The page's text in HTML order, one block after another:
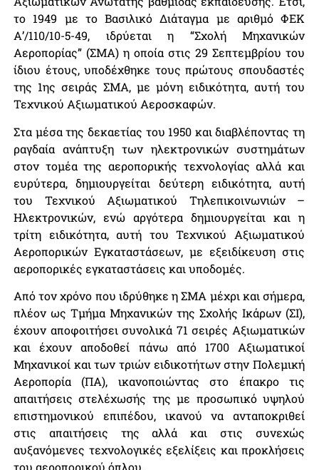
το 1949 με το Βασιλικό Διάταγμα με αριθμό ΦΕΚ
Α’/110/10-5-49, ιδρύεται η “Σχολή Μηχανικών
Αεροπορίας” (ΣΜΑ) η οποία στις 29 Σεπτεμβρίου του
ίδιου έτους, υποδέχθηκε τους πρώτους σπουδαστές
της 1ης σειράς ΣΜΑ, με μόνη ειδικότητα, αυτή του
Τεχνικού Αξιωματικού Αεροσκαφών.
Στα μέσα της δεκαετίας του 1950 και διαβλέποντας τη
ραγδαία ανάπτυξη των ηλεκτρονικών συστημάτων
στον τομέα της αεροπορικής τεχνολογίας αλλά και
ευρύτερα, δημιουργείται δεύτερη ειδικότητα, αυτή
του Τεχνικού Αξιωματικού Τηλεπικοινωνιών –
Ηλεκτρονικών, ενώ αργότερα δημιουργείται και η
τρίτη ειδικότητα, αυτή του Τεχνικού Αξιωματικού
Αεροπορικών Εγκαταστάσεων, με εξειδίκευση στις
αεροπορικές εγκαταστάσεις και υποδομές.
Από τον χρόνο που ιδρύθηκε η ΣΜΑ μέχρι και σήμερα,
πλέον ως Τμήμα Μηχανικών της Σχολής Ικάρων (ΣΙ),
έχουν αποφοιτήσει συνολικά 71 σειρές Αξιωματικών
και έχουν αποδοθεί πάνω από 1700 Αξιωματικοί
Μηχανικοί και των τριών ειδικοτήτων στην Πολεμική
Αεροπορία (ΠΑ), ικανοποιώντας στο έπακρο τις
απαιτήσεις στελέχωσής της με προσωπικό υψηλού
επιστημονικού επιπέδου, ικανού να ανταποκριθεί
στις απαιτήσεις της αλλά και στις συνεχώς
αυξανόμενες τεχνολογικές εξελίξεις και προκλήσεις
του αεροπορικού όπλου.